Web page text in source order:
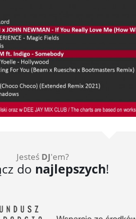
Jesteś DJ'em?
do najlepszych!